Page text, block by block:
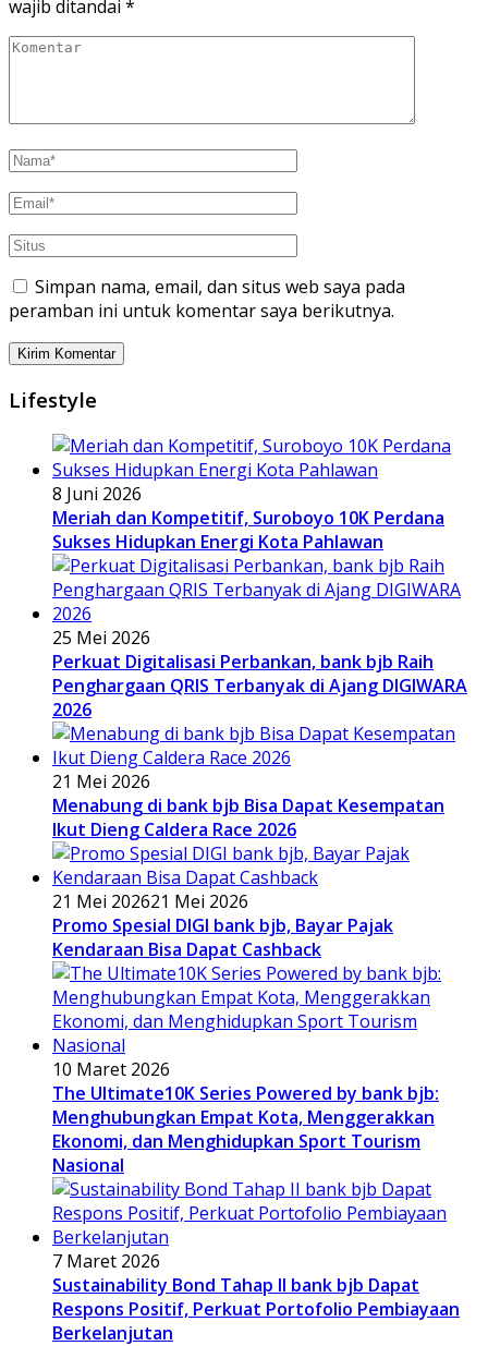
wajib ditandai *
Simpan nama, email, dan situs web saya pada
peramban ini untuk komentar saya berikutnya.
Lifestyle
8 Juni 2026
Meriah dan Kompetitif, Suroboyo 10K Perdana
Sukses Hidupkan Energi Kota Pahlawan
25 Mei 2026
Perkuat Digitalisasi Perbankan, bank bjb Raih
Penghargaan QRIS Terbanyak di Ajang DIGIWARA
2026
21 Mei 2026
Menabung di bank bjb Bisa Dapat Kesempatan
Ikut Dieng Caldera Race 2026
21 Mei 202621 Mei 2026
Promo Spesial DIGI bank bjb, Bayar Pajak
Kendaraan Bisa Dapat Cashback
10 Maret 2026
The Ultimate10K Series Powered by bank bjb:
Menghubungkan Empat Kota, Menggerakkan
Ekonomi, dan Menghidupkan Sport Tourism
Nasional
7 Maret 2026
Sustainability Bond Tahap II bank bjb Dapat
Respons Positif, Perkuat Portofolio Pembiayaan
Berkelanjutan